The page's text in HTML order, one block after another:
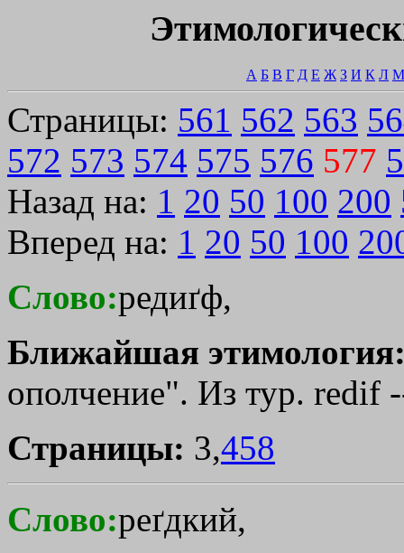
А Б В Г Д Е Ж З И К Л М
Страницы: 561 562 563
572 573 574 575 576 577
Назад на: 1 20 50 100 200
Вперед на: 1 20 50 100
Слово:редиґф,
Ближайшая
ополчение". Из тур. redif
Страницы: 3,458
Слово:реґдкий,